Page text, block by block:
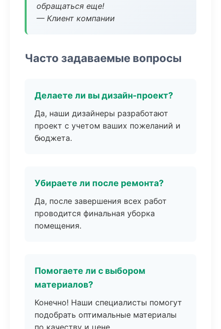
обращаться еще!
— Клиент компании
Часто задаваемые вопросы
Делаете ли вы дизайн-проект?
Да, наши дизайнеры разработают
проект с учетом ваших пожеланий и
бюджета.
Убираете ли после ремонта?
Да, после завершения всех работ
проводится финальная уборка
помещения.
Помогаете ли с выбором
материалов?
Конечно! Наши специалисты помогут
подобрать оптимальные материалы
по качеству и цене.